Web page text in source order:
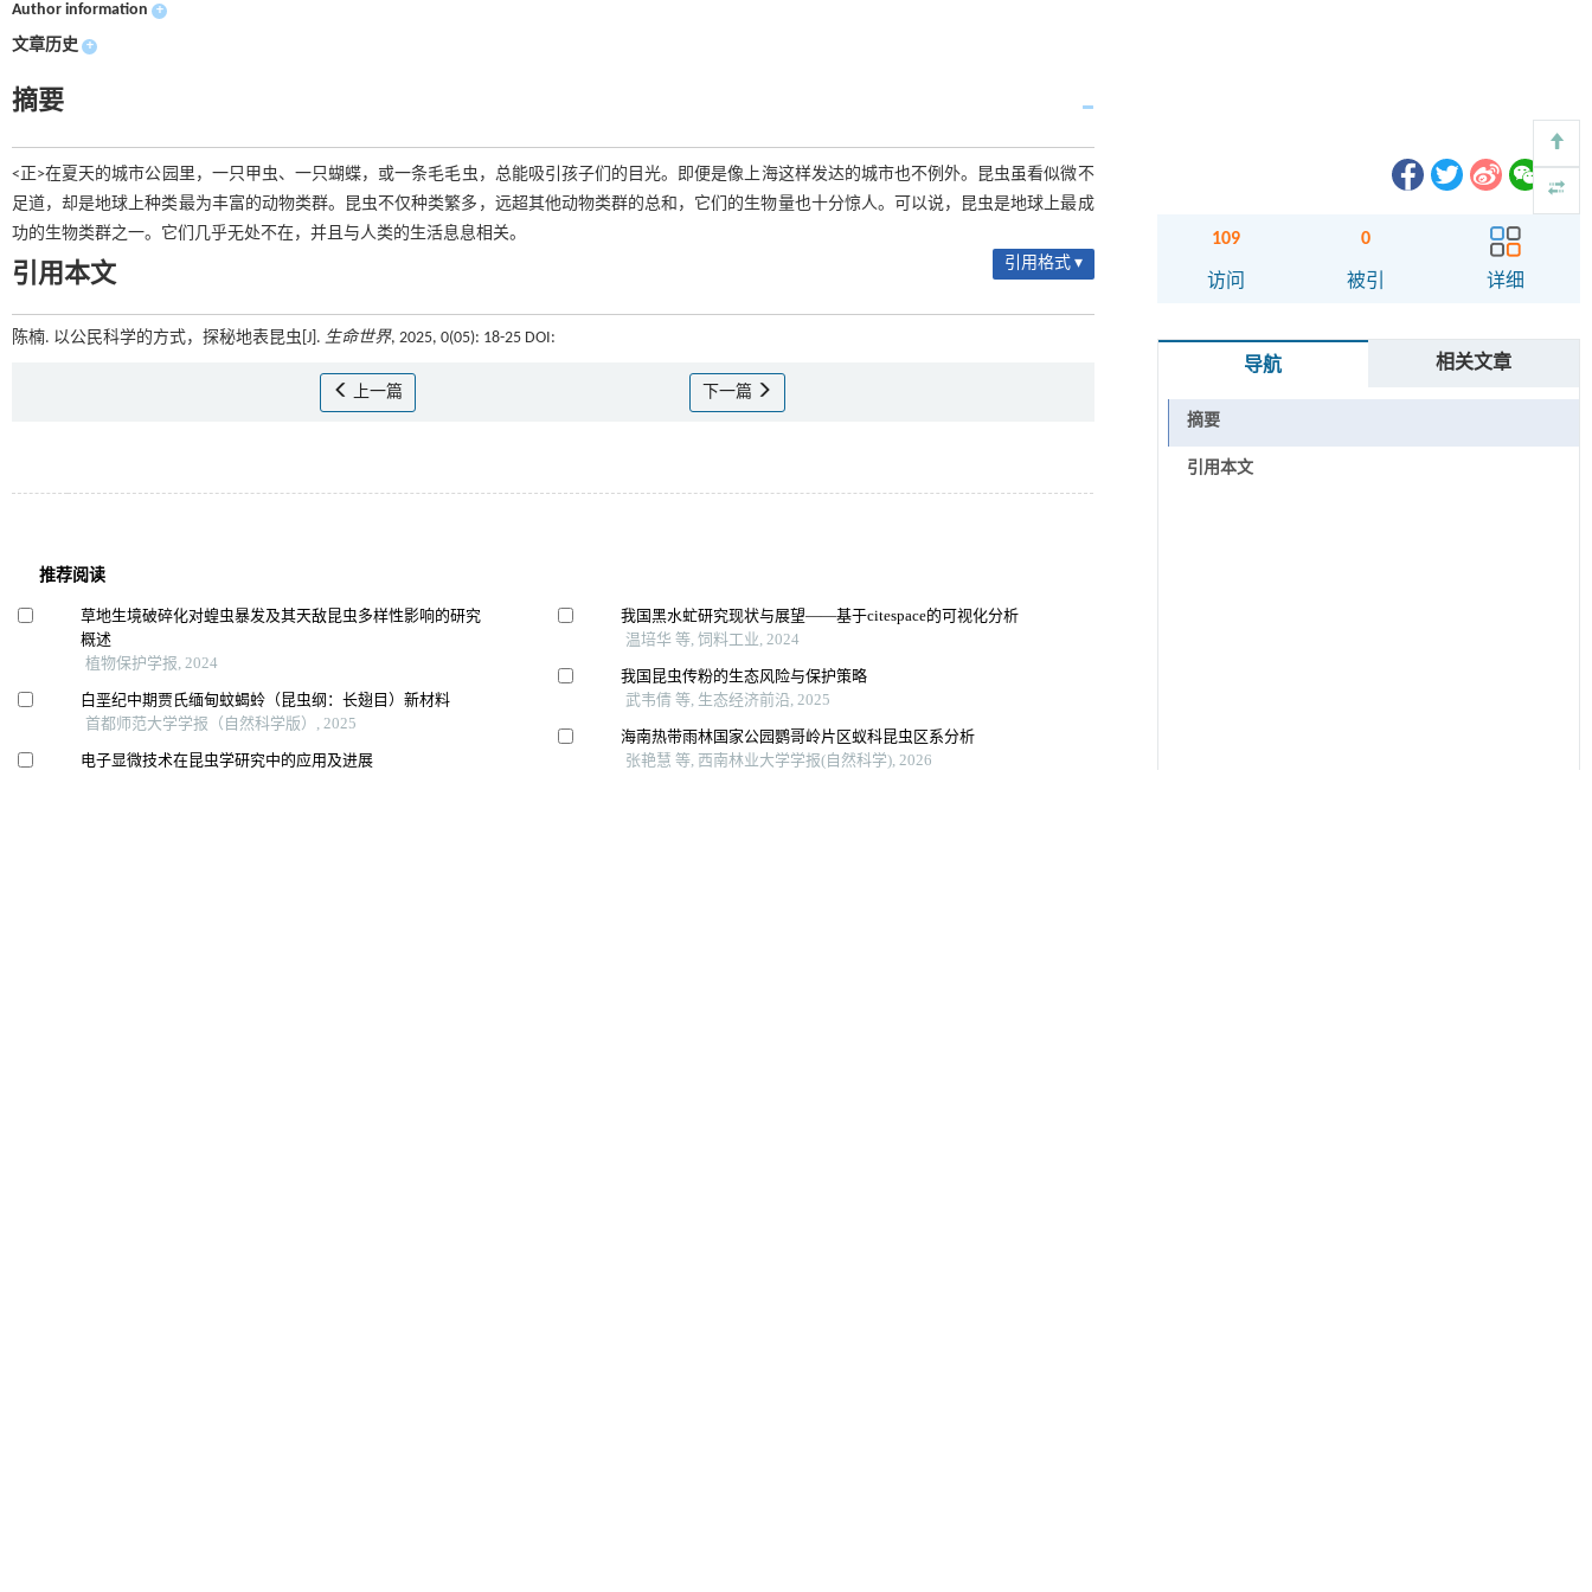
Author information +
文章历史 +
摘要
<正>在夏天的城市公园里，一只甲虫、一只蝴蝶，或一条毛毛虫，总能吸引孩子们的目光。即便是像上海这样发达的城市也不例外。昆虫虽看似微不
足道，却是地球上种类最为丰富的动物类群。昆虫不仅种类繁多，远超其他动物类群的总和，它们的生物量也十分惊人。可以说，昆虫是地球上最成
功的生物类群之一。它们几乎无处不在，并且与人类的生活息息相关。
引用本文 引用格式 ▾
陈楠. 以公民科学的方式，探秘地表昆虫[J]. 生命世界, 2025, 0(05): 18-25 DOI:
上一篇 下一篇
109
访问
0
被引 详细
导航 相关文章
摘要
引用本文